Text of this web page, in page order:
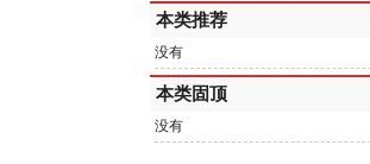
公示
本类推荐
没有
本类固顶
没有